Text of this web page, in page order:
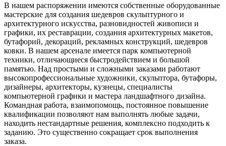
В нашем распоряжении имеются собственные оборудованные
мастерские для создания шедевров скульптурного и
архитектурного искусства, разновидностей живописи и
графики, их реставрации, создания архитектурных макетов,
бутафорий, декораций, рекламных конструкций, шедевров
ковки. В нашем арсенале имеется парк компьютерной
техники, отличающиеся быстродействием и большой
памятью. Над простыми и сложными заказами работают
высокопрофессиональные художники, скульптора, бутафоры,
дизайнеры, архитекторы, кузнецы, специалисты
компьютерной графики и мастера ландшафтного дизайна.
Командная работа, взаимопомощь, постоянное повышение
квалификации позволяют нам выполнять любые задачи,
находить нестандартные решения, комплексно подходить к
заданию. Это существенно сокращает срок выполнения
заказа.